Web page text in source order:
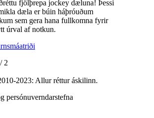
fjölþrepa jockey dæluna! Þessi
dæla er búin háþróuðum
sem gera hana fullkomna fyrir
úrval af notkun.
smáatriði
2
2023: Allur réttur áskilinn.
persónuverndarstefna